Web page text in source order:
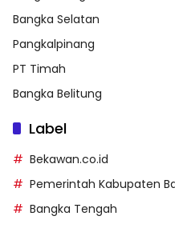
Bangka Selatan
Pangkalpinang
PT Timah
Bangka Belitung
Label
Bekawan.co.id
Pemerintah Kabupaten
Bangka Tengah